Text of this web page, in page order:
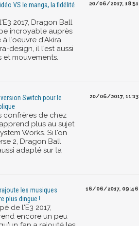
VS le manga, la fidélité
2017, Dragon Ball
incroyable auprès
à l'oeuvre d'Akira
design, il l'est aussi
et mouvements.
20/06/2017, 18:51
Switch pour le
confrères de chez
plus au sujet
Works. Si l'on
2, Dragon Ball
adapté sur la
20/06/2017, 11:13
les musiques
plus dingue !
de l'E3 2017,
encore un peu
16/06/2017, 09:46